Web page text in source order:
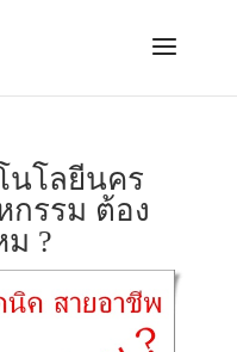
นโลยีนคร
รรม ต้อง
ม ?